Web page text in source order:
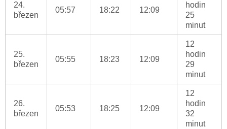
24.
březen
05:57 18:22 12:09
hodin
25
minut
25.
březen
05:55 18:23 12:09
12
hodin
29
minut
26.
březen
05:53 18:25 12:09
12
hodin
32
minut